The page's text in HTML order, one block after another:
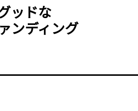
ッドな
ンディング